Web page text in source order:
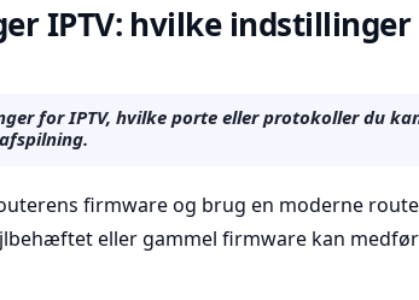
IPTV: hvilke
for IPTV, hvilke porte eller protokoller du
firmware og brug en moderne
eller gammel firmware kan